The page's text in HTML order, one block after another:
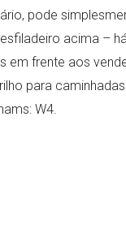
pode
acima –
em frente aos
para
W4.